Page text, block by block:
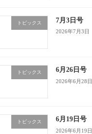
トピックス 7月3日号
2026年7月3日
トピックス 6月26日号
2026年6月28日
トピックス 6月19日号
2026年6月19日